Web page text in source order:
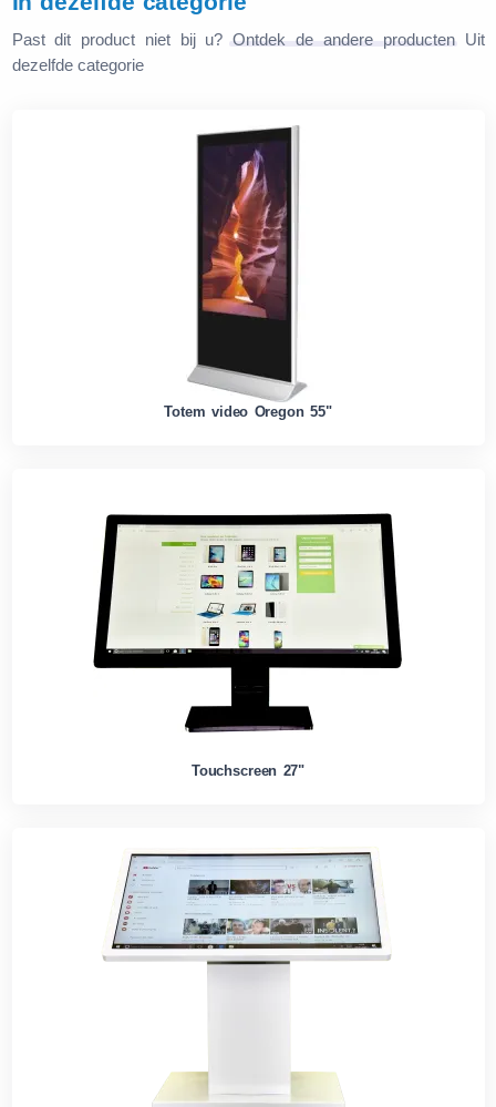
Past dit product niet bij u?Ontdek de andere productenUit
dezelfde categorie
Totem video Oregon 55"
Touchscreen 27"